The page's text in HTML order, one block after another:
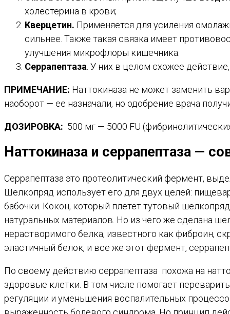
холестерина в крови;
Кверцетин. Применяется для усиления
сильнее. Также такая связка имеет
улучшения микрофлоры кишечника.
Серрапептаза . У них в целом схожее
ПРИМЕЧАНИЕ: Наттокиназа не может заменить
наоборот — ее назначали, но одобрение врача
ДОЗИРОВКА: 500 мг — 5000 FU
Наттокиназа и серрапептаза —
Серрапептаза это протеолитический фермент,
Шелкопряд использует его для двух целей:
бабочки. Кокон, который плетет тутовый
натуральных материалов. Но из чего же сделана
нерастворимого белка, известного как фиброин,
эластичный белок, и все же этот фермент,
По своему действию серрапептаза похожа на
здоровые клетки. В том числе помогает
регуляции и уменьшения воспалительных